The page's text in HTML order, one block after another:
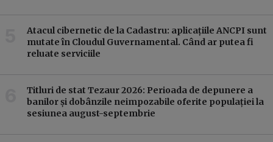
Atacul cibernetic de la Cadastru: aplicațiile ANCPI sunt
mutate în Cloudul Guvernamental. Când ar putea fi
reluate serviciile
Titluri de stat Tezaur 2026: Perioada de depunere a
banilor și dobânzile neimpozabile oferite populației la
sesiunea august-septembrie